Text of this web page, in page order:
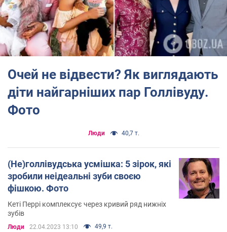
Очей не відвести? Як виглядають
діти найгарніших пар Голлівуду.
Фото
Люди 40,7 т.
(Не)голлівудська усмішка: 5 зірок, які
зробили неідеальні зуби своєю
фішкою. Фото
Кеті Перрі комплексує через кривий ряд нижніх
зубів
Люди 22.04.2023 13:10 49,9 т.